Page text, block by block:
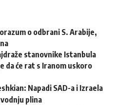
o odbrani S. Arabije,
stanovnike Istanbula
da će rat s Iranom uskoro
Napadi SAD-a i Izraela
plina